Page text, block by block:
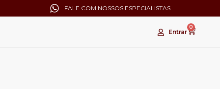
FALE COM NOSSOS ESPECIALISTAS
Entrar
0